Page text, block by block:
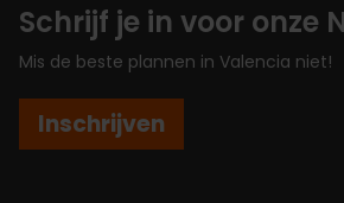
Schrijf je in voor onze
Mis de beste plannen in Valencia niet!
Inschrijven